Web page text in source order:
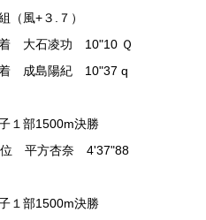
（風+３.７）
大石凌功 10"10 Ｑ
着 成島陽紀 10"37 q
１部1500m決勝
位 平方杏奈 4'37"88
１部1500m決勝